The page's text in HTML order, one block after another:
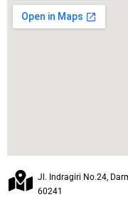
Jl. Indragiri No.24,
60241